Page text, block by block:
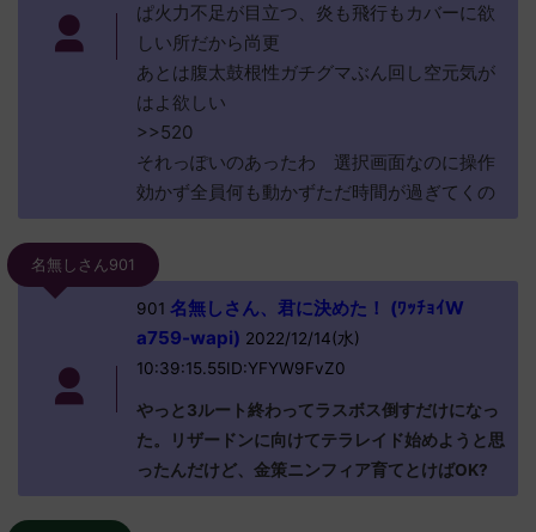
ぱ火力不足が目立つ、炎も飛行もカバーに欲
しい所だから尚更
あとは腹太鼓根性ガチグマぶん回し空元気が
はよ欲しい
>>520
それっぽいのあったわ 選択画面なのに操作
効かず全員何も動かずただ時間が過ぎてくの
名無しさん901
901 名無しさん、君に決めた！ (ﾜｯﾁｮｲW
a759-wapi) 2022/12/14(水)
10:39:15.55ID:YFYW9FvZ0
やっと3ルート終わってラスボス倒すだけになっ
た。リザードンに向けてテラレイド始めようと思
ったんだけど、金策ニンフィア育てとけばOK?